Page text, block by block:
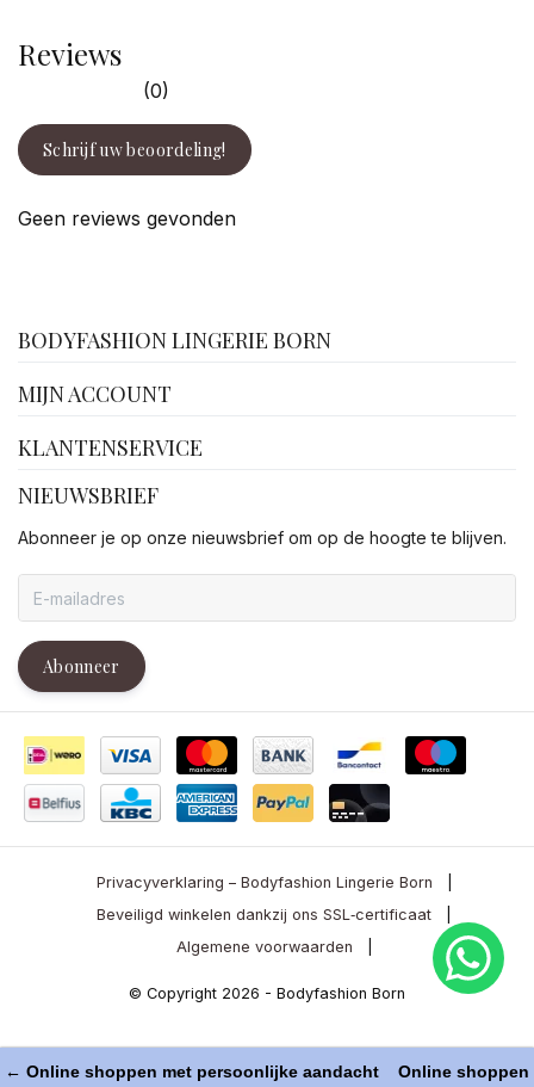
Reviews
(0)
Schrijf uw beoordeling!
Geen reviews gevonden
BODYFASHION LINGERIE BORN
MIJN ACCOUNT
KLANTENSERVICE
NIEUWSBRIEF
Abonneer je op onze nieuwsbrief om op de hoogte te blijven.
Abonneer
Privacyverklaring – Bodyfashion Lingerie Born
Beveiligd winkelen dankzij ons SSL‑certificaat
Algemene voorwaarden
© Copyright 2026 - Bodyfashion Born
← Online shoppen met persoonlijke aandacht Online shoppen